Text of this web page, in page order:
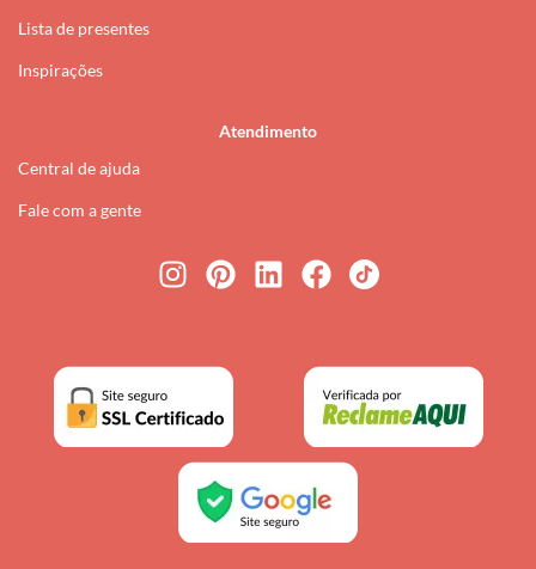
Lista de presentes
Inspirações
Atendimento
Central de ajuda
Fale com a gente